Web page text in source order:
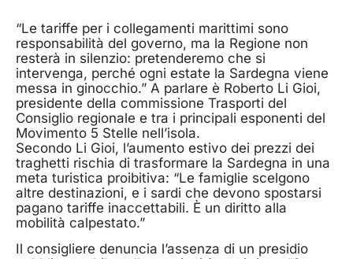
“Le tariffe per i collegamenti marittimi sono
responsabilità del governo, ma la Regione non
resterà in silenzio: pretenderemo che si
intervenga, perché ogni estate la Sardegna viene
messa in ginocchio.” A parlare è Roberto Li Gioi,
presidente della commissione Trasporti del
Consiglio regionale e tra i principali esponenti del
Movimento 5 Stelle nell’isola.
Secondo Li Gioi, l’aumento estivo dei prezzi dei
traghetti rischia di trasformare la Sardegna in una
meta turistica proibitiva: “Le famiglie scelgono
altre destinazioni, e i sardi che devono spostarsi
pagano tariffe inaccettabili. È un diritto alla
mobilità calpestato.”
Il consigliere denuncia l’assenza di un presidio